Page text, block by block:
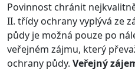
Povinnost chránit
II. třídy ochrany vyplývá ze
půdy je možná pouze po
veřejném zájmu, který
ochrany půdy. Veřejný